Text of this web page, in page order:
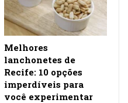
Melhores
lanchonetes de
Recife: 10 opções
imperdíveis para
você experimentar